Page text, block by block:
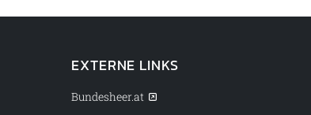
EXTERNE LINKS
Bundesheer.at